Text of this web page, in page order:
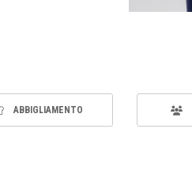
ABBIGLIAMENTO